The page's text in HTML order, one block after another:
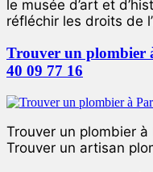
le musée d’art et
réfléchir les droits de
Trouver un plombier
40 09 77 16
Trouver un plombier
Trouver un artisan